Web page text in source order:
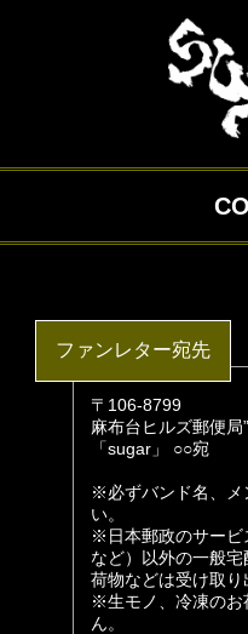
ファンレター宛先
〒106-8799
麻布台ヒルズ郵便局
「sugar」 ○○宛
※必ずバンド名、メ
い。
※日本郵政のサービ
など）以外の一般
荷物などは受け取り
※生モノ、冷凍のお
ん。